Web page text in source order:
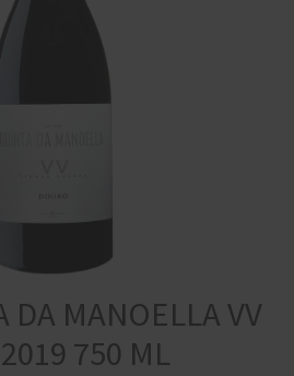
DA MANOELLA VV
750 ML